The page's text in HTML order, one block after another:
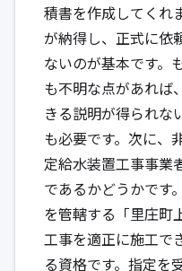
積書を作成してくれ
が納得し、正式に依
ないのが基本です。
も不明な点があれば
きる説明が得られな
も必要です。次に、
定給水装置工事事業
であるかどうかです
を管轄する「里庄町
工事を適正に施工で
る資格です。指定を